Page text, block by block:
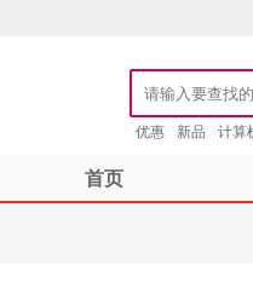
优惠 新品 计算
首页